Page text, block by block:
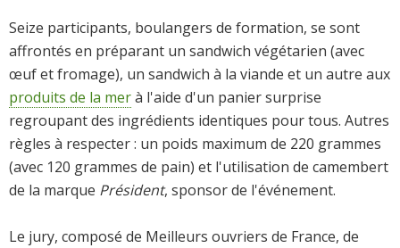
Seize participants, boulangers de formation, se sont
affrontés en préparant un sandwich végétarien (avec
œuf et fromage), un sandwich à la viande et un autre aux
produits de la merà l'aide d'un panier surprise
regroupant des ingrédients identiques pour tous. Autres
règles à respecter : un poids maximum de 220 grammes
(avec 120 grammes de pain) et l'utilisation de camembert
de la marque Président, sponsor de l'événement.
Le jury, composé de Meilleurs ouvriers de France, de